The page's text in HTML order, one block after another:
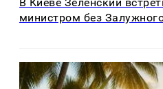
министром без